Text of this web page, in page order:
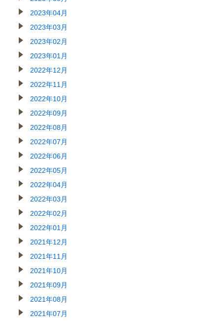
2023年04月
2023年03月
2023年02月
2023年01月
2022年12月
2022年11月
2022年10月
2022年09月
2022年08月
2022年07月
2022年06月
2022年05月
2022年04月
2022年03月
2022年02月
2022年01月
2021年12月
2021年11月
2021年10月
2021年09月
2021年08月
2021年07月